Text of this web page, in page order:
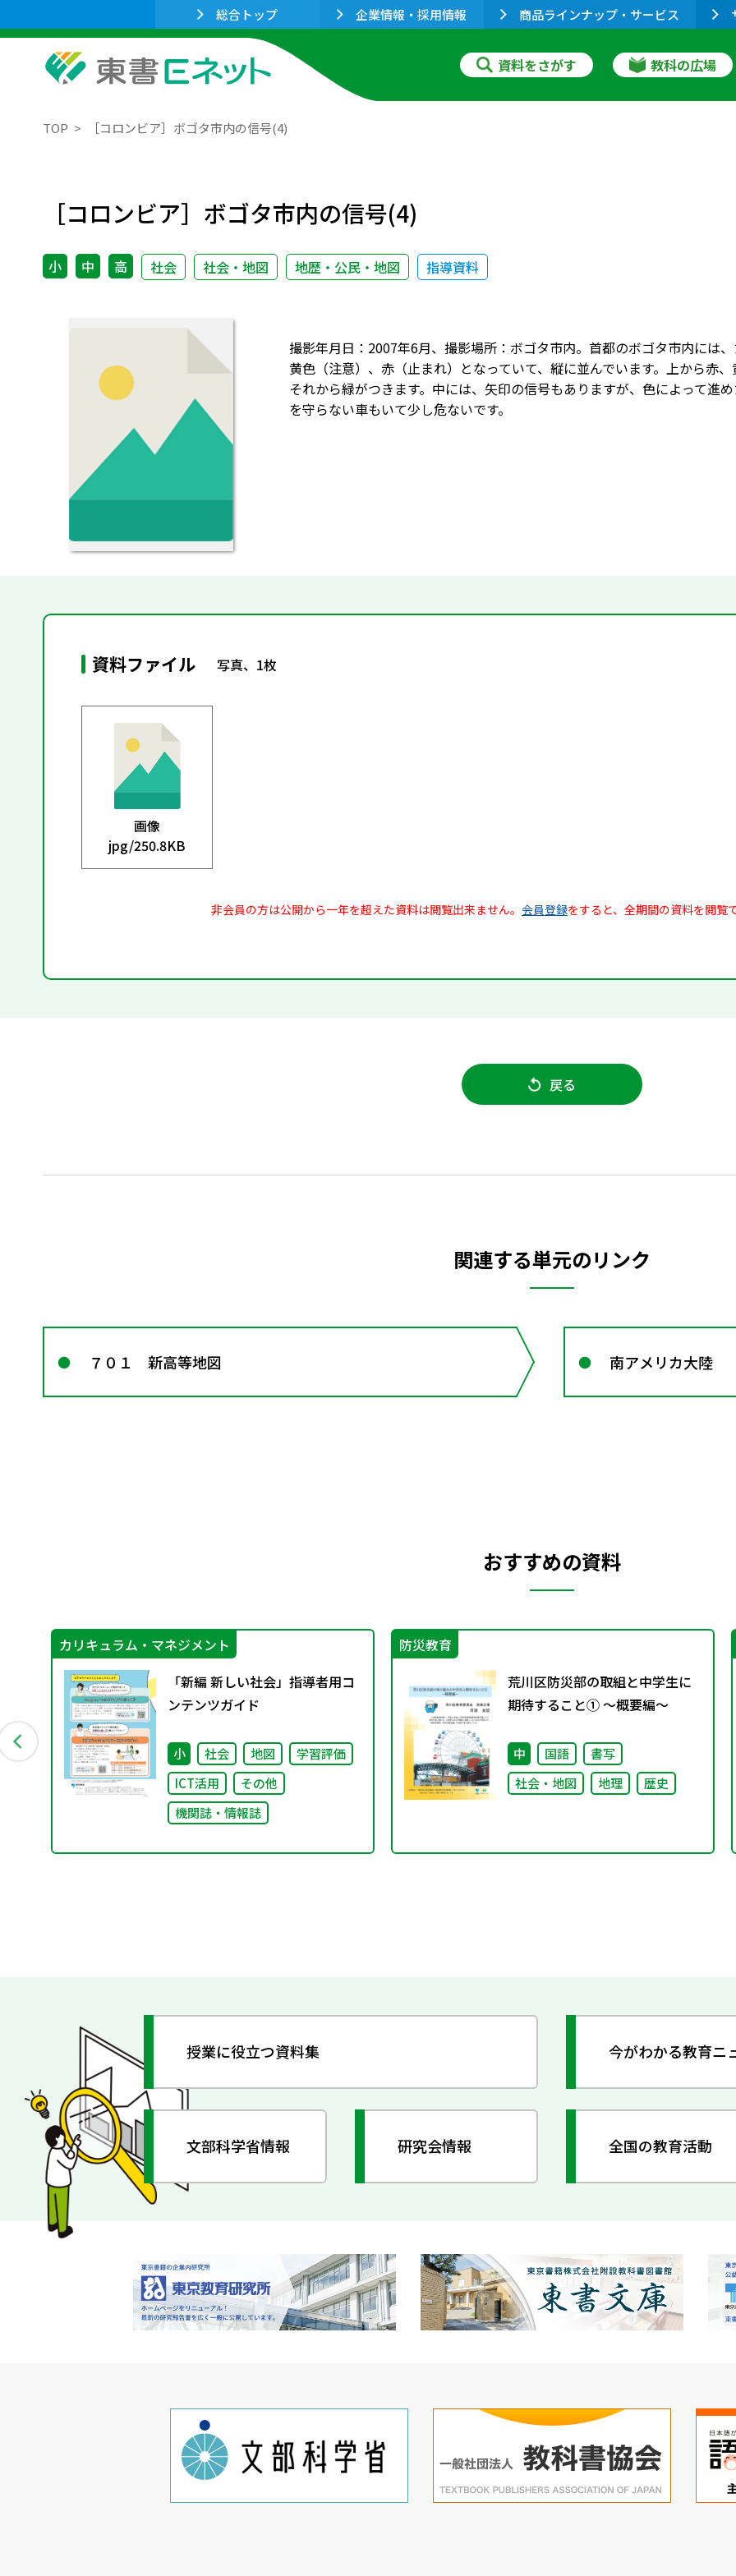
総合トップ 企業情報・採用情報 商品ラインナップ・サービス
資料をさがす 教科の広場
TOP ［コロンビア］ボゴタ市内の信号(4)
［コロンビア］ボゴタ市内の信号(4)
小 中 高 社会 社会・地図 地歴・公民・地図 指導資料
撮影年月日：2007年6月、撮影場所：ボゴタ市内。首都のボゴタ市内には
黄色（注意）、赤（止まれ）となっていて、縦に並んでいます。上から赤
それから緑がつきます。中には、矢印の信号もありますが、色によって進
を守らない車もいて少し危ないです。
資料ファイル 写真、1枚
画像
jpg/250.8KB
非会員の方は公開から一年を超えた資料は閲覧出来ません。 会員登録をすると、全期間の資料を閲覧
戻る
関連する単元のリンク
７０１ 新高等地図 南アメリカ大陸
おすすめの資料
カリキュラム・マネジメント
「新編 新しい社会」指導者用コ
ンテンツガイド
小 社会 地図
学習評価
ICT活用
その他
機関誌・情報誌
防災教育
荒川区防災部の取組と中学生に
期待すること① ～概要編～
中 国語
書写
社会・地図
地理 歴史
授業に役立つ資料集 今がわかる教育ニ
文部科学省情報 研究会情報 全国の教育活動